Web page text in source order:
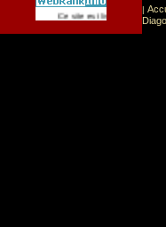
Ce site est list� dans la
|